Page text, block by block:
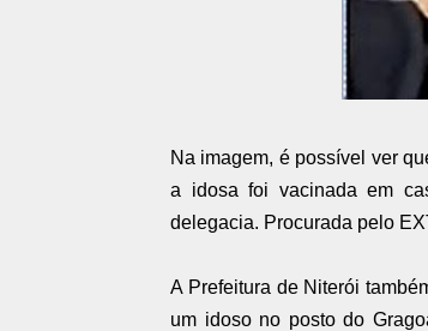
Na imagem, é possível ver
a idosa foi vacinada em
delegacia. Procurada pelo
A Prefeitura de Niterói
um idoso no posto do